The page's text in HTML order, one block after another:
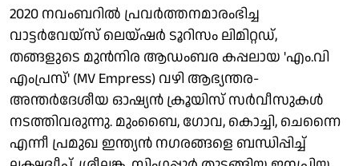
2020 നവംബറിൽ പ്രവർത്തനമാരംഭിച്ച
വാട്ടർവേയ്സ് ലെയ്ഷർ ടൂറിസം ലിമിറ്റഡ്,
തങ്ങളുടെ മുൻനിര ആഡംബര കപ്പലായ 'എം.വി
എംപ്രസ്' (MV Empress) വഴി ആഭ്യന്തര-
അന്തർദേശീയ ഓഷ്യൻ ക്രൂയിസ് സർവീസുകൾ
നടത്തിവരുന്നു. മുംബൈ, ഗോവ, കൊച്ചി, ചെന്നൈ
എന്നീ പ്രമുഖ ഇന്ത്യൻ നഗരങ്ങളെ ബന്ധിപ്പിച്ച്